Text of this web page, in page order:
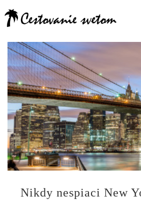
DOVOLENKY Cestujte s nami
VAŠE PRÍSPEVKY Inšpirujte sa
TIPY NA VÝLETY Kde vycestovať
NÁVODY Pomoc pri rezervácii
Nikdy nespiaci New